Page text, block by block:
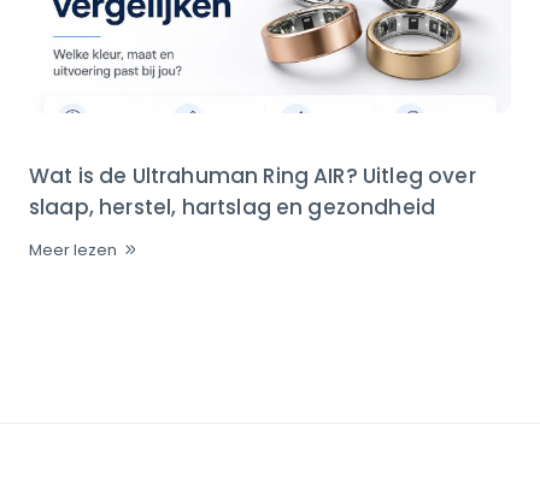
Wat is de Ultrahuman Ring AIR? Uitleg over
slaap, herstel, hartslag en gezondheid
Meer lezen